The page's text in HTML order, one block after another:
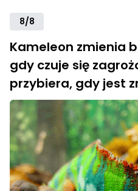
8/8
Kameleon zmienia
gdy czuje się
przybiera, gdy jest